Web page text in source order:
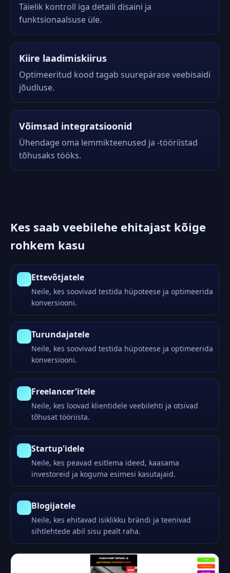
Täielik kontroll iga detaili disaini ja
funktsionaalsuse üle.
Kiire laadimiskiirus
Optimeeritud kood tagab suurepärase veebisaidi
jõudluse.
Võimsad integratsioonid
Ühendage oma lemmikteenused ja -tööriistad
tõhusaks tööks.
Kes saab veebilehe ehitajast kõige
rohkem kasu
Ettevõtjatele
Neile, kes soovivad testida hüpoteese ja optimeerida
konversiooni.
Turundajatele
Neile, kes soovivad testida hüpoteese ja optimeerida
konversiooni.
Freelancer'itele
Neile, kes loovad klientidele veebilehti ja otsivad
tõhusat tööriista.
Startup'idele
Neile, kes peavad esitlema ideed, kaasama
investoreid ja koguma esimesi kasutajaid.
Blogijatele
Neile, kes ehitavad isiklikku brändi ja teenivad
sihtlehtede abil sisu pealt raha.